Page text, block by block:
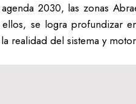
agenda 2030, las zonas
se logra profundizar
realidad del sistema y